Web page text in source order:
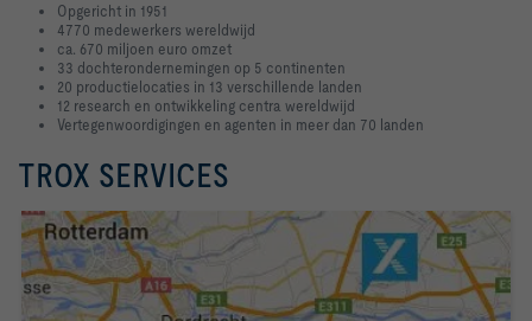
Opgericht in 1951
4770 medewerkers wereldwijd
ca. 670 miljoen euro omzet
33 dochterondernemingen op 5 continenten
20 productielocaties in 13 verschillende landen
12 research en ontwikkeling centra wereldwijd
Vertegenwoordigingen en agenten in meer dan 70 landen
TROX SERVICES